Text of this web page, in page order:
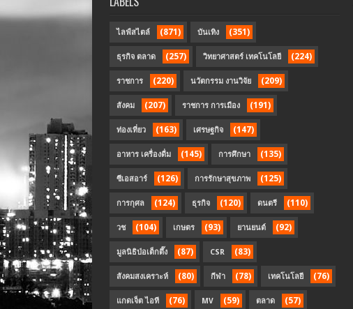
ไลฟ์สไตล์ (871) บันเทิง (351)
ธุรกิจ ตลาด (257) วิทยาศาสตร์ เทคโนโลยี (224)
ราชการ (220) นวัตกรรม งานวิจัย (209)
สังคม (207) ราชการ การเมือง (191)
ท่องเที่ยว (163) เศรษฐกิจ (147)
อาหาร เครื่องดื่ม (145) การศึกษา (135)
ซีเอสอาร์ (126) การรักษาสุขภาพ (125)
การกุศล (124) ธุรกิจ (120) ดนตรี (110)
วช (104) เกษตร (93) ยานยนต์ (92)
มูลนิธิป่อเต็กตึ๊ง (87) CSR (83)
สังคมสงเคราะห์ (80) กีฬา (78) เทคโนโลยี (76)
แกดเจ็ต ไอที (76) MV (59) ตลาด (57)